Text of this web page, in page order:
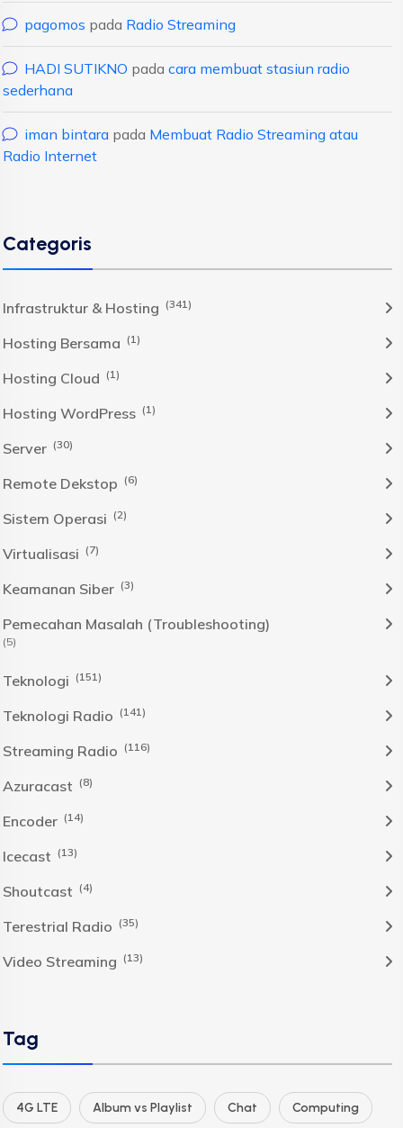
pagomos pada Radio Streaming
HADI SUTIKNO pada cara membuat stasiun radio
sederhana
iman bintara pada Membuat Radio Streaming atau
Radio Internet
Categoris
Infrastruktur & Hosting (341)
Hosting Bersama (1)
Hosting Cloud (1)
Hosting WordPress (1)
Server (30)
Remote Dekstop (6)
Sistem Operasi (2)
Virtualisasi (7)
Keamanan Siber (3)
Pemecahan Masalah (Troubleshooting)
(5)
Teknologi (151)
Teknologi Radio (141)
Streaming Radio (116)
Azuracast (8)
Encoder (14)
Icecast (13)
Shoutcast (4)
Terestrial Radio (35)
Video Streaming (13)
Tag
4G LTE Album vs Playlist Chat Computing